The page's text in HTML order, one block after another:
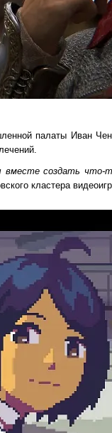
палаты Иван
создать
кластера